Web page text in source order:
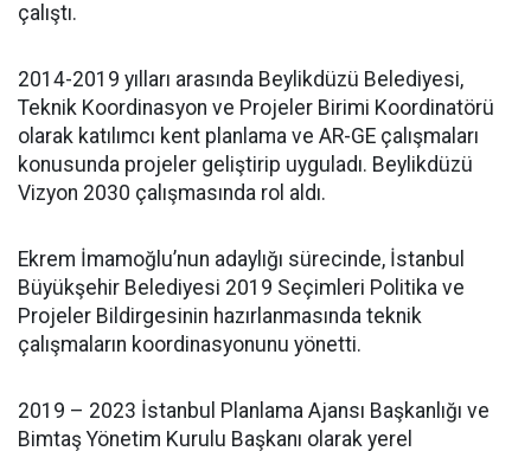
çalıştı.
2014-2019 yılları arasında Beylikdüzü Belediyesi,
Teknik Koordinasyon ve Projeler Birimi Koordinatörü
olarak katılımcı kent planlama ve AR-GE çalışmaları
konusunda projeler geliştirip uyguladı. Beylikdüzü
Vizyon 2030 çalışmasında rol aldı.
Ekrem İmamoğlu’nun adaylığı sürecinde, İstanbul
Büyükşehir Belediyesi 2019 Seçimleri Politika ve
Projeler Bildirgesinin hazırlanmasında teknik
çalışmaların koordinasyonunu yönetti.
2019 – 2023 İstanbul Planlama Ajansı Başkanlığı ve
Bimtaş Yönetim Kurulu Başkanı olarak yerel